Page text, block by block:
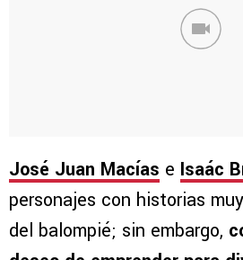
José Juan Macías e Isaác
personajes con historias
del balompié; sin embargo,